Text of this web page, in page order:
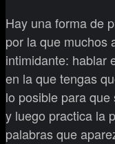
Hay una forma de
por la que muchos
intimidante: hablar
en la que tengas
lo posible para
y luego practica la
palabras que